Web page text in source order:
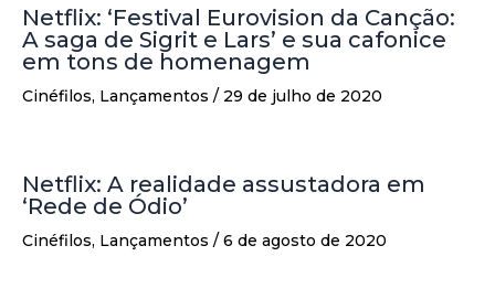
Netflix: ‘Festival Eurovision da Canção:
A saga de Sigrit e Lars’ e sua cafonice
em tons de homenagem
Cinéfilos, Lançamentos / 29 de julho de 2020
Netflix: A realidade assustadora em
‘Rede de Ódio’
Cinéfilos, Lançamentos / 6 de agosto de 2020